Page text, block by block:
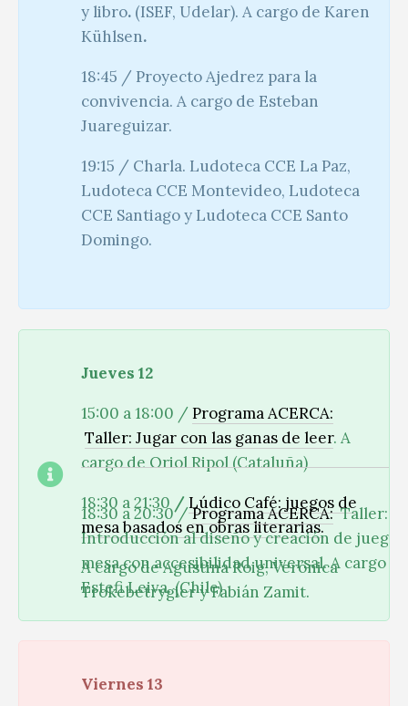
y libro. (ISEF, Udelar). A cargo de Karen
Kühlsen.
18:45 / Proyecto Ajedrez para la
convivencia. A cargo de Esteban
Juareguizar.
19:15 / Charla. Ludoteca CCE La Paz,
Ludoteca CCE Montevideo, Ludoteca
CCE Santiago y Ludoteca CCE Santo
Domingo.
Jueves 12
15:00 a 18:00 /Programa ACERCA:
Taller: Jugar con las ganas de leer. A
cargo de Oriol Ripol (Cataluña)
18:30 a 20:30 /Programa ACERCA:Taller:
Introducción al diseño y creación de
mesa con accesibilidad universal. A cargo de
Estefi Leiva. (Chile)
18:30 a 21:30 /Lúdico Café: juegos de
mesa basados en obras literarias.
A cargo de Agustina Roig, Verónica
Trokebetrygier y Fabián Zamit.
Viernes 13